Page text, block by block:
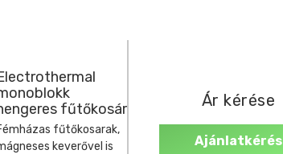
fűtőkosár
fűtőkosarak,
keverővel is
Ár kérése
Ajánlatkérés